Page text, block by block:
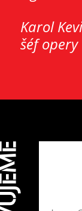
Karol
šéf opery